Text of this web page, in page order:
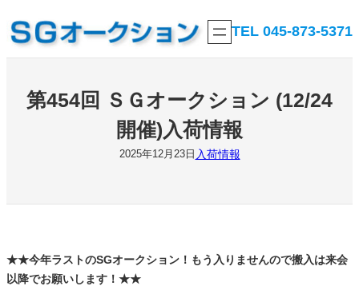
容
TEL 045-873-5371
第454回 ＳＧオークション (12/24
開催)入荷情報
2025年12月23日 入荷情報
★★今年ラストのSGオークション！もう入りませんので搬入は来会
以降でお願いします！★★